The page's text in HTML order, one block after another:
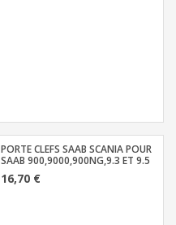
PORTE CLEFS SAAB SCANIA POUR
SAAB 900,9000,900NG,9.3 ET 9.5
16,70 €